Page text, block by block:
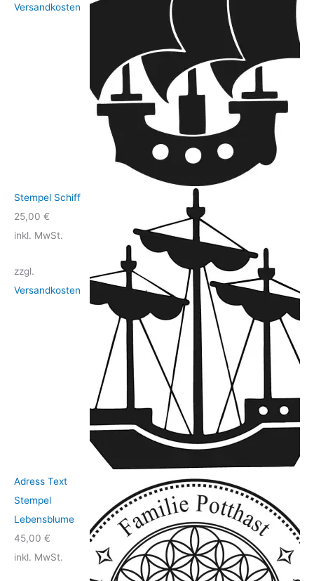
Versandkosten
Stempel Schiff
25,00 €
inkl. MwSt.
zzgl.
Versandkosten
Adress Text
Stempel
Lebensblume
45,00 €
inkl. MwSt.